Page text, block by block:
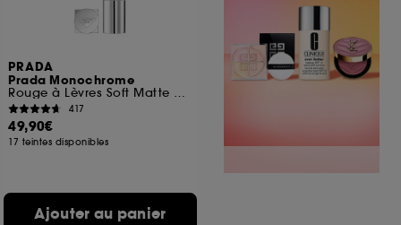
PRADA
Prada Monochrome
Rouge à Lèvres Soft Matte Confort et Longue Tenue
417
49,90€
17 teintes disponibles
Ajouter au panier